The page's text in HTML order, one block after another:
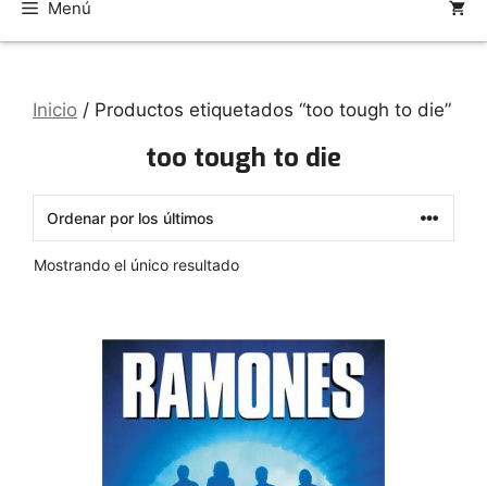
Menú
Inicio / Productos etiquetados “too tough to die”
too tough to die
Mostrando el único resultado